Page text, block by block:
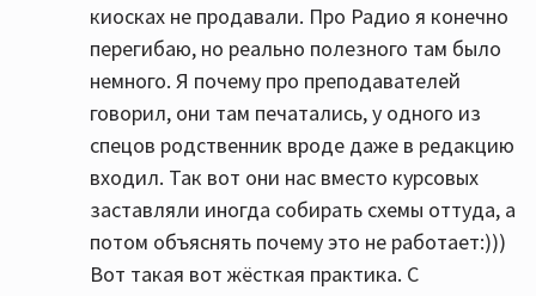
киосках не продавали. Про Радио я конечно
перегибаю, но реально полезного там было
немного. Я почему про преподавателей
говорил, они там печатались, у одного из
спецов родственник вроде даже в редакцию
входил. Так вот они нас вместо курсовых
заставляли иногда собирать схемы оттуда, а
потом объяснять почему это не работает:)))
Вот такая вот жёсткая практика. С